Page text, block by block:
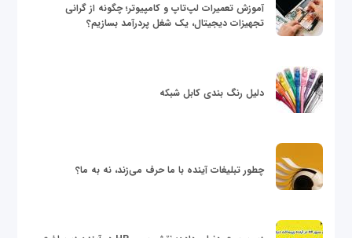
آموزش تعمیرات لپ‌تاپ و کامپیوتر؛ چگونه از گرانی
تجهیزات دیجیتال، یک شغل پردرآمد بسازیم؟
دلیل رنگ بندی کابل شبکه
چطور تبلیغات آینده با ما حرف می‌زند، نه به ما؟